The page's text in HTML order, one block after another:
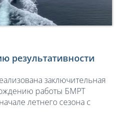
результативности
заключительная
работы БМРТ
летнего сезона с